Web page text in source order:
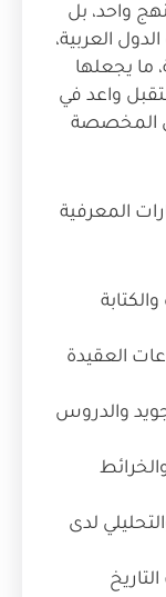
واحد، بل
العربية،
ما يجعلها
واعد في
المخصصة
المعرفية
العقيدة
والدروس
لدى